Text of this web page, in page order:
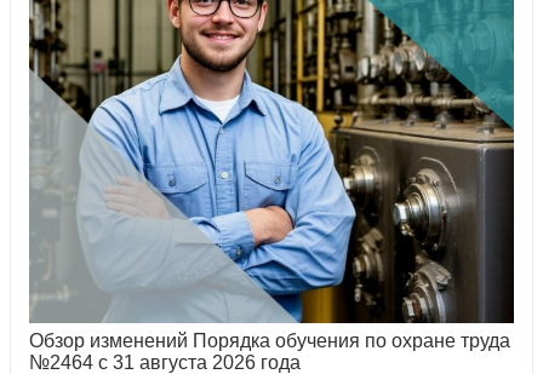
Обзор изменений Порядка обучения по охране труда
№2464 с 31 августа 2026 года